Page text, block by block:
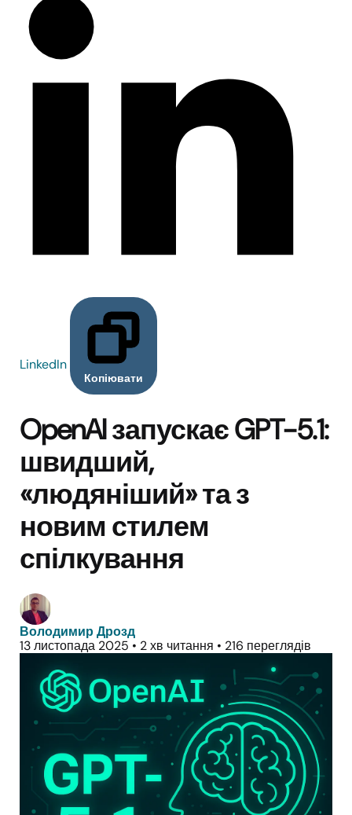
LinkedIn
Копіювати
OpenAI запускає GPT-5.1:
швидший,
«людяніший» та з
новим стилем
спілкування
Володимир Дрозд
13 листопада 2025 • 2 хв читання • 216 переглядів